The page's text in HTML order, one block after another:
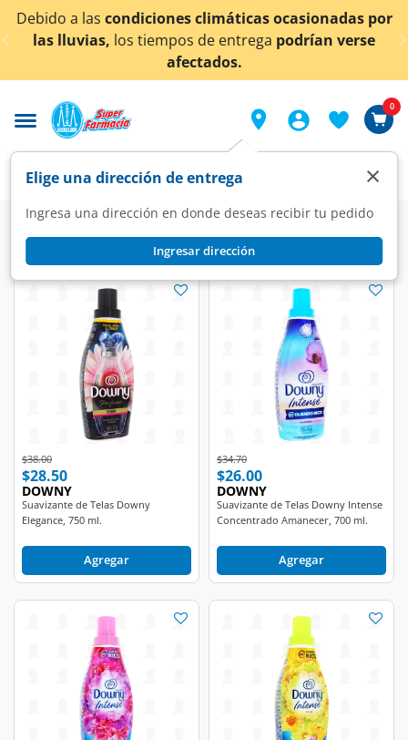
< div class="carousel-inner">
Debido a las condiciones climáticas ocasionadas por
las lluvias, los tiempos de entrega podrían verse
afectados.
Elige una dirección de entrega
Ingresa una dirección en donde deseas recibir tu pedido
Ingresar dirección
×
0
(5 productos)
Price reduced from
$38.00to
$28.50
DOWNY
Suavizante de Telas Downy
Elegance, 750 ml.
Agregar
Price reduced from
$34.70to
$26.00
DOWNY
Suavizante de Telas Downy Intense
Concentrado Amanecer, 700 ml.
Agregar